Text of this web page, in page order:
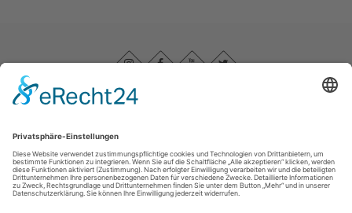
Haftungsausschluss
Sauerland-Höhenflug Im Ohle 12 57392 Schmallenberg